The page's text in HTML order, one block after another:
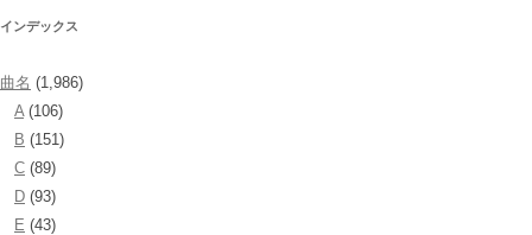
インデックス
曲名 (1,986)
A(106)
B (151)
C (89)
D (93)
E (43)